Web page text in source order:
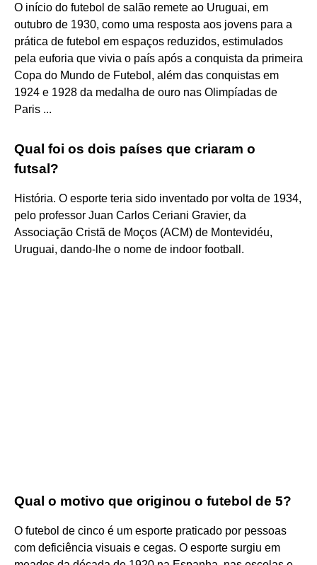
O início do futebol de salão remete ao Uruguai, em
outubro de 1930, como uma resposta aos jovens para a
prática de futebol em espaços reduzidos, estimulados
pela euforia que vivia o país após a conquista da primeira
Copa do Mundo de Futebol, além das conquistas em
1924 e 1928 da medalha de ouro nas Olimpíadas de
Paris ...
Qual foi os dois países que criaram o
futsal?
História. O esporte teria sido inventado por volta de 1934,
pelo professor Juan Carlos Ceriani Gravier, da
Associação Cristã de Moços (ACM) de Montevidéu,
Uruguai, dando-lhe o nome de indoor football.
Qual o motivo que originou o futebol de 5?
O futebol de cinco é um esporte praticado por pessoas
com deficiência visuais e cegas. O esporte surgiu em